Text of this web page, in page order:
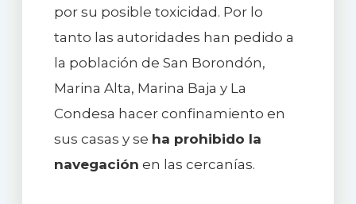
por su posible toxicidad. Por lo
tanto las autoridades han pedido a
la población de San Borondón,
Marina Alta, Marina Baja y La
Condesa hacer confinamiento en
sus casas y se ha prohibido la
navegación en las cercanías.